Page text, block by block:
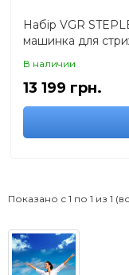
Набір VGR
машинка для
В наличии
13 199 грн.
Показано с 1 по 1 из 1